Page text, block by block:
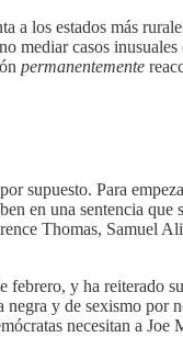
a los estados más
mediar casos
permanentemente
supuesto. Para
en una sentencia
Thomas, Samuel
febrero, y ha reiterado
y de sexismo
necesitan a Joe